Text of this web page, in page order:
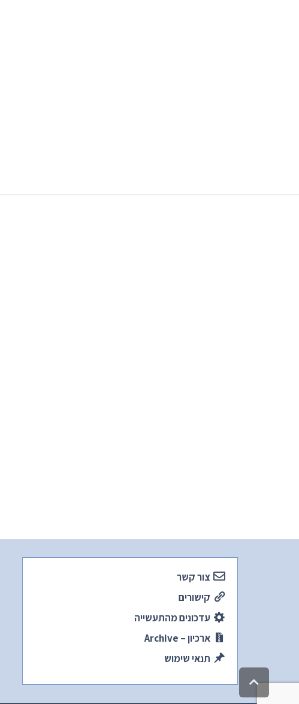
צור קשר
קישורים
עדכונים מהתעשייה
ארכיון – Archive
תנאי שימוש
גלילה
לראש